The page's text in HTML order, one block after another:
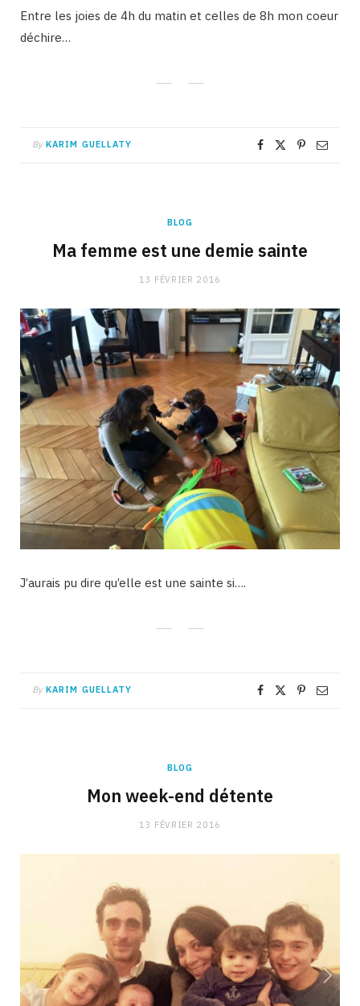
Entre les joies de 4h du matin et celles de 8h mon coeur
déchire…
By KARIM GUELLATY
BLOG
Ma femme est une demie sainte
13 FÉVRIER 2016
J’aurais pu dire qu’elle est une sainte si….
By KARIM GUELLATY
BLOG
Mon week-end détente
13 FÉVRIER 2016